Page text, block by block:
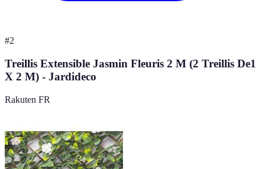
#2
Treillis Extensible Jasmin Fleuris 2 M (2 Treillis De1
X 2 M) - Jardideco
Rakuten FR